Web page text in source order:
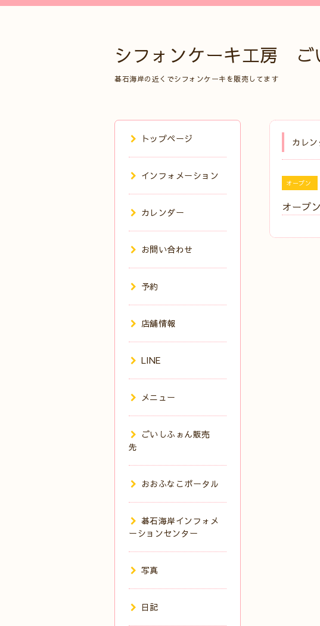
シフォンケーキ工房 ご
碁石海岸の近くでシフォンケーキを販売してます
カレン
オープン
オープ
トップページ
インフォメーション
カレンダー
お問い合わせ
予約
店舗情報
LINE
メニュー
ごいしふぉん販売
先
おおふなこポータル
碁石海岸インフォメ
ーションセンター
写真
日記